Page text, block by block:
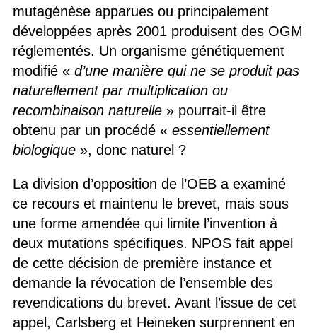
mutagénèse apparues ou principalement
développées après 2001 produisent des OGM
réglementés. Un organisme génétiquement
modifié « d’une manière qui ne se produit pas
naturellement par multiplication ou
recombinaison naturelle» pourrait-il être
obtenu par un procédé « essentiellement
biologique», donc naturel ?
La division d’opposition de l’OEB a examiné
ce recours et maintenu le brevet, mais sous
une forme amendée qui limite l’invention à
deux mutations spécifiques. NPOS fait appel
de cette décision de première instance et
demande la révocation de l’ensemble des
revendications du brevet. Avant l’issue de cet
appel, Carlsberg et Heineken surprennent en